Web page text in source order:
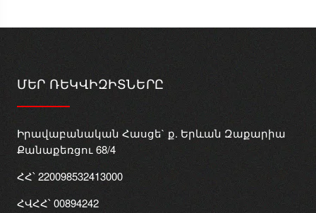
ՄԵՐ ՌԵԿՎԻԶԻՏՆԵՐԸ
Իրավաբանական Հասցե` ք. Երևան Զաքարիա
Քանաքեռցու 68/4
ՀՀ՝ 220098532413000
ՀՎՀՀ՝ 00894242